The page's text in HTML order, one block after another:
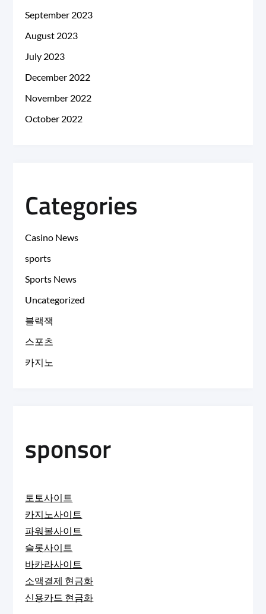
September 2023
August 2023
July 2023
December 2022
November 2022
October 2022
Categories
Casino News
sports
Sports News
Uncategorized
블랙잭
스포츠
카지노
sponsor
토토사이트
카지노사이트
파워볼사이트
슬롯사이트
바카라사이트
소액결제 현금화
신용카드 현금화